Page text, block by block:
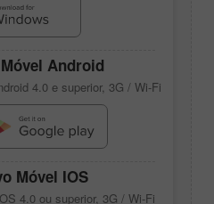
Android
4.0 e superior, 3G / Wi-Fi
Móvel IOS
4.0 ou superior, 3G / Wi-Fi